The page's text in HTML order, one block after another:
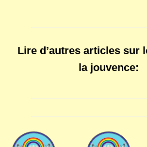
Lire d’autres articles sur
la jouvence: